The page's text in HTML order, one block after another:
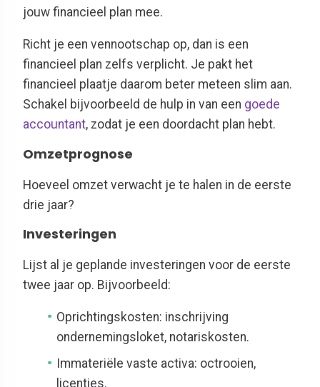
jouw financieel plan mee.
Richt je een vennootschap op, dan is een
financieel plan zelfs verplicht. Je pakt het
financieel plaatje daarom beter meteen slim aan.
Schakel bijvoorbeeld de hulp in van een goede
accountant, zodat je een doordacht plan hebt.
Omzetprognose
Hoeveel omzet verwacht je te halen in de eerste
drie jaar?
Investeringen
Lijst al je geplande investeringen voor de eerste
twee jaar op. Bijvoorbeeld:
Oprichtingskosten: inschrijving
ondernemingsloket, notariskosten.
Immateriële vaste activa: octrooien,
licenties.